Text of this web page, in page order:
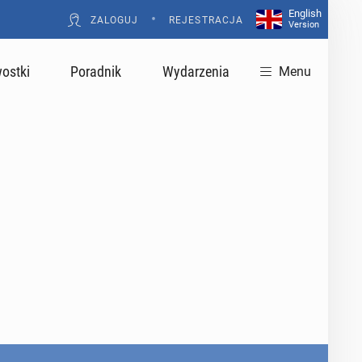
ZALOGUJ • REJESTRACJA
English
Version
Poradnik Wydarzenia Menu